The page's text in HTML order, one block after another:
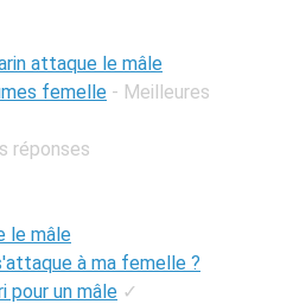
attaque le mâle
femelle - Meilleures
réponses
le mâle
à ma femelle ?
pour un mâle ✓